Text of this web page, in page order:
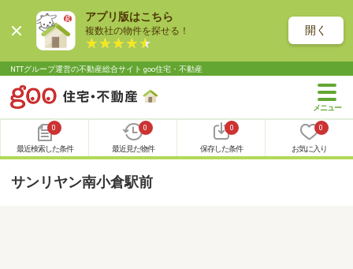
アプリ版はこちら
複数社の物件を探せる！ 開く
NTTグループ運営の不動産総合サイト goo住宅・不動産
0
最近検索した条件
0
最近見た物件
0
保存した条件
0
お気に入り
サンリヤン南小倉駅前